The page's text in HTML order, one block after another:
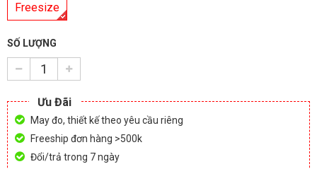
Freesize
SỐ LƯỢNG
Ưu Đãi
May đo, thiết kế theo yêu cầu riêng
Freeship đơn hàng >500k
Đổi/trả trong 7 ngày